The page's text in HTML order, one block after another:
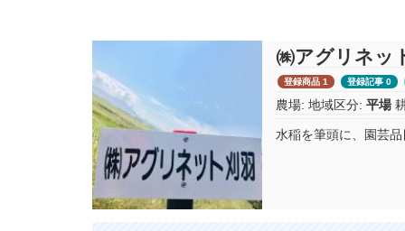
㈱アグリネッ
登録商品 1 登録記事 0
農場: 地域区分: 平場
水稲を筆頭に、園芸